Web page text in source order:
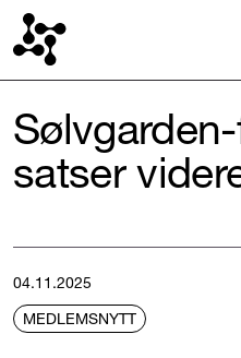
satser
04.11.2025
MEDLEMSNYTT